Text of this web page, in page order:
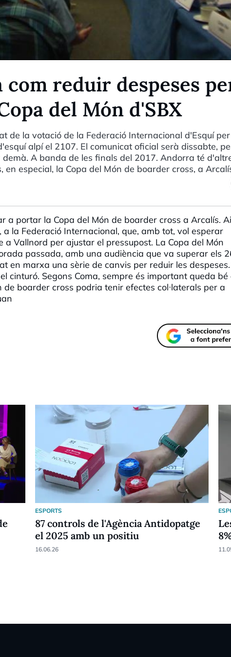
reduir despeses
del Món d'SBX
de la votació de la Federació Internacional d'Esquí per
alpí el 2107. El comunicat oficial serà dissabte,
A banda de les finals del 2017. Andorra té
en especial, la Copa del Món de boarder cross, a
a portar la Copa del Món de boarder cross a Arcalís.
la Federació Internacional, que, amb tot, vol esperar
Vallnord per ajustar el pressupost. La Copa del Món
passada, amb una audiència que va superar els
en marxa una sèrie de canvis per reduir les
cinturó. Segons Coma, sempre és important queda bé
de boarder cross podria tenir efectes col·laterals per a
ESPORTS
87 controls de l'Agència Antidopatge
el 2025 amb un positiu
16.06.26